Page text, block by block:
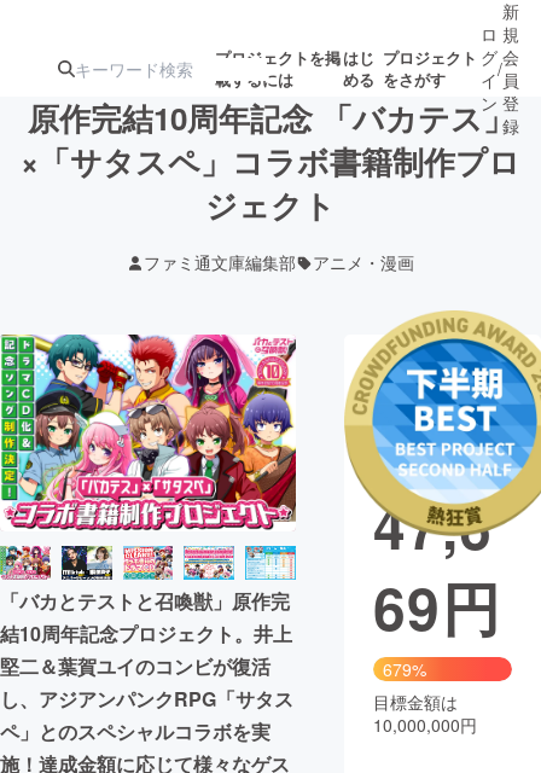
プロジェクトを掲
載するには
はじ
める
プロジェクト
をさがす
注目の新着プロ募集終了が近いプ
音楽
テクノロジー・ガジェット ゲーム・サ
映像・映画 書籍・雑誌
ビジネス・起業 チャレンジ
まちづくり・地域活性化
CAMPFIRE for Social Good
CAMPFIRE Creation
CAMPFIREふるさと納税machi-ya コミュニティ
ロ
グ
イ
ン
/
新
規
会
員
登
録
原作完結10周年記念 「バカテス」
×「サタスペ」コラボ書籍制作プロ
ジェクト
ファミ通文庫編集部 アニメ・漫画
「バカとテストと召喚獣」原作完
結10周年記念プロジェクト。井上
堅二＆葉賀ユイのコンビが復活
し、アジアンパンクRPG「サタス
ペ」とのスペシャルコラボを実
施！達成金額に応じて様々なゲス
現在の支援総
額
67,9
47,6
69円
679%
目標金額は
10,000,000円